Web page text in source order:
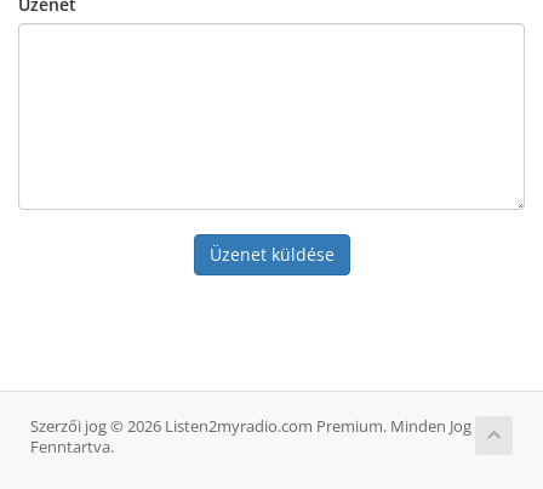
Üzenet küldése
Szerzői jog © 2026 Listen2myradio.com Premium. Minden Jog
Fenntartva.